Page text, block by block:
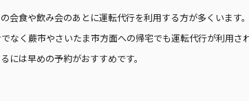
会食や飲み会のあとに運転代行を利用する方が多くいます
なく蕨市やさいたま市方面への帰宅でも運転代行が利用さ
は早めの予約がおすすめです。